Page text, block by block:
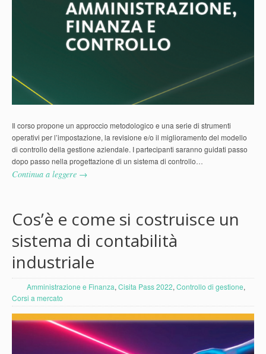
Il corso propone un approccio metodologico e una serie di strumenti
operativi per l’impostazione, la revisione e/o il miglioramento del modello
di controllo della gestione aziendale. I partecipanti saranno guidati passo
dopo passo nella progettazione di un sistema di controllo…
Continua a leggere →
Cos’è e come si costruisce un
sistema di contabilità
industriale
Amministrazione e Finanza, Cisita Pass 2022, Controllo di gestione,
Corsi a mercato